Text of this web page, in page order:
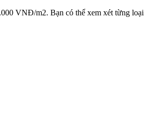
VNĐ/m2. Bạn có thể xem xét từng loại